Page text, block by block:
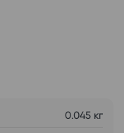
0.045 кг